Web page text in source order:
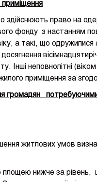
здійснюють право на
фонду з настанням
віку, а такі, що
Інші неповнолітні
приміщення за
громадян
житлових умов
площею нижче за